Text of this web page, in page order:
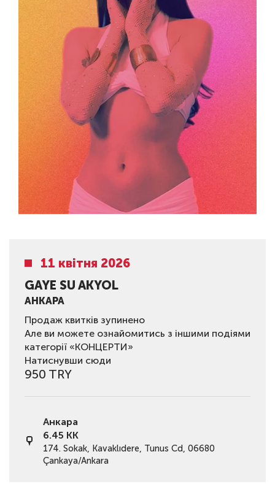
11 квітня 2026
GAYE SU AKYOL
АНКАРА
Продаж квитків зупинено
Але ви можете ознайомитись з іншими подіями
категорії «КОНЦЕРТИ»
Натиснувши сюди
950 TRY
Анкара
6.45 KK
174. Sokak, Kavaklıdere, Tunus Cd, 06680
Çankaya/Ankara